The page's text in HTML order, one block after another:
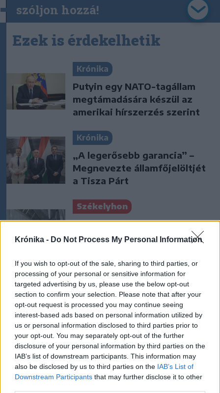
Krónika - Do Not Process My Personal Information
If you wish to opt-out of the sale, sharing to third parties, or
processing of your personal or sensitive information for
targeted advertising by us, please use the below opt-out
section to confirm your selection. Please note that after your
opt-out request is processed you may continue seeing
interest-based ads based on personal information utilized by
us or personal information disclosed to third parties prior to
your opt-out. You may separately opt-out of the further
disclosure of your personal information by third parties on the
IAB’s list of downstream participants. This information may
also be disclosed by us to third parties on the IAB’s List of
Downstream Participants that may further disclose it to other
szóljon hozzá!
Ezek is érdekelhetik
Krónika
Putyin egy NATO-tagállam
megtámadására készül az
amerikai hírszerzés szerint
Krónika
„A legerősebb garancia” –
Megnevezte államfőjelöltjét
a Tisza Párt
Székelyhon
Vaddisznó szaladt le a
budapesti metróba, felszállt
kilőtték – videóval
Székelyhon
Hétvégén is folytatódik a
gázolaj árának csökkenése
Székely Sport
A gól már összejött, az
áttörés még nem az FK-nak